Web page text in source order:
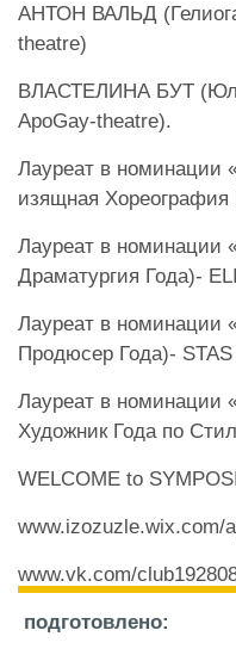
АНТОН ВАЛЬД
theatre)
ВЛАСТЕЛИНА БУТ
ApoGay-theatre).
Лауреат в
изящная
Лауреат в номинации
Драматургия Года)-
Лауреат в
Продюсер Года)-
Лауреат в
Художник Года по
WELCOME to
www.izozuzle.wix.com/
www.vk.com/
подготовлено: